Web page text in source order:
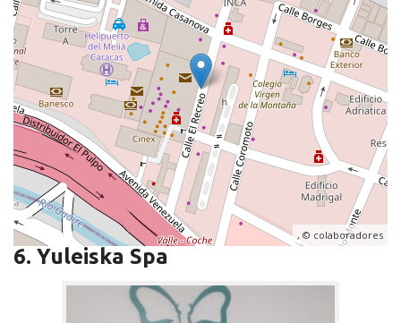
, © colaboradores
6. Yuleiska Spa